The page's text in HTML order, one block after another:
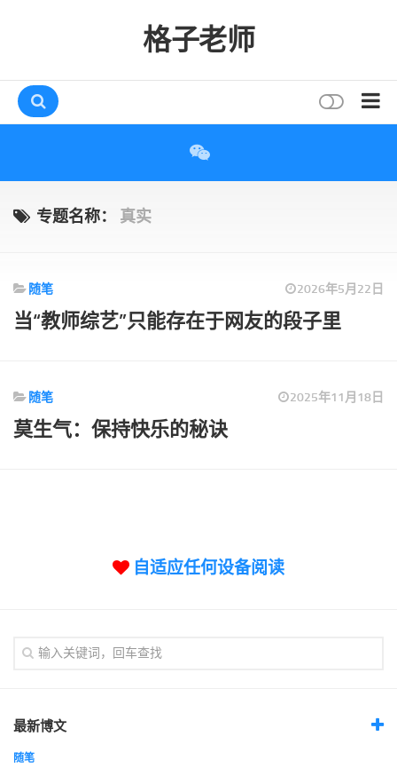
格子老师
互动
标签
论坛
专题名称： 真实
随笔 2026年5月22日
当“教师综艺”只能存在于网友的段子里
随笔 2025年11月18日
莫生气：保持快乐的秘诀
自适应任何设备阅读
最新博文
随笔